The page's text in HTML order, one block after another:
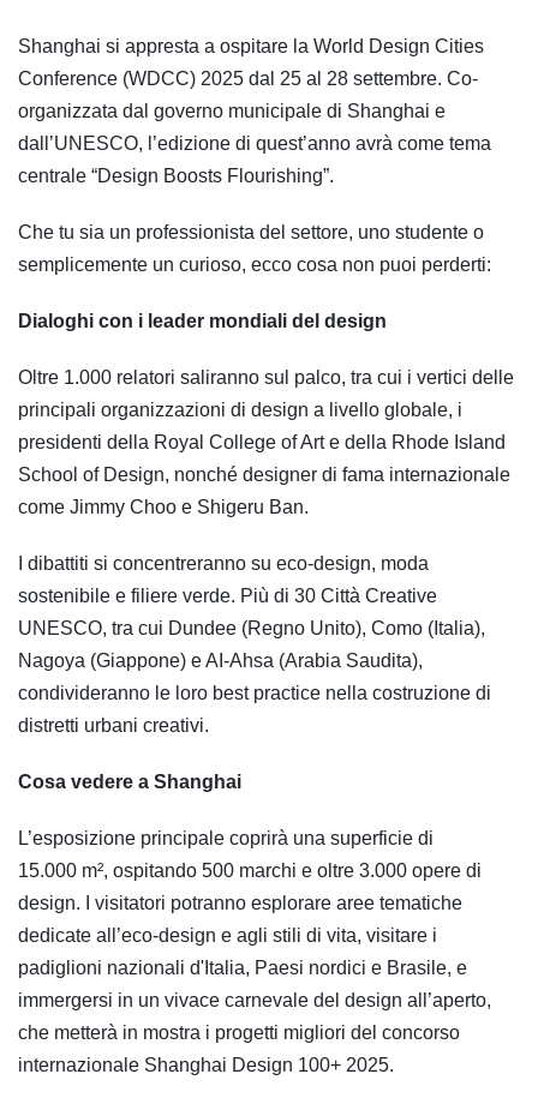
Shanghai si appresta a ospitare la World Design Cities
Conference (WDCC) 2025 dal 25 al 28 settembre. Co-
organizzata dal governo municipale di Shanghai e
dall’UNESCO, l’edizione di quest’anno avrà come tema
centrale “Design Boosts Flourishing”.
Che tu sia un professionista del settore, uno studente o
semplicemente un curioso, ecco cosa non puoi perderti:
Dialoghi con i leader mondiali del design
Oltre 1.000 relatori saliranno sul palco, tra cui i vertici delle
principali organizzazioni di design a livello globale, i
presidenti della Royal College of Art e della Rhode Island
School of Design, nonché designer di fama internazionale
come Jimmy Choo e Shigeru Ban.
I dibattiti si concentreranno su eco-design, moda
sostenibile e filiere verde. Più di 30 Città Creative
UNESCO, tra cui Dundee (Regno Unito), Como (Italia),
Nagoya (Giappone) e AI-Ahsa (Arabia Saudita),
condivideranno le loro best practice nella costruzione di
distretti urbani creativi.
Cosa vedere a Shanghai
L’esposizione principale coprirà una superficie di
15.000 m², ospitando 500 marchi e oltre 3.000 opere di
design. I visitatori potranno esplorare aree tematiche
dedicate all’eco-design e agli stili di vita, visitare i
padiglioni nazionali d'Italia, Paesi nordici e Brasile, e
immergersi in un vivace carnevale del design all’aperto,
che metterà in mostra i progetti migliori del concorso
internazionale Shanghai Design 100+ 2025.